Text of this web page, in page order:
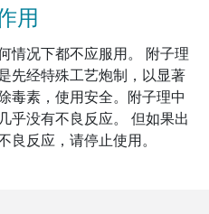
用
情况下都不应服用。 附子理
先经特殊工艺炮制，以显著
毒素，使用安全。附子理中
乎没有不良反应。 但如果出
良反应，请停止使用。